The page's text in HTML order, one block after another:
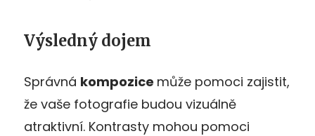
Výsledný dojem
Správná kompozice může pomoci zajistit,
že vaše fotografie budou vizuálně
atraktivní. Kontrasty mohou pomoci